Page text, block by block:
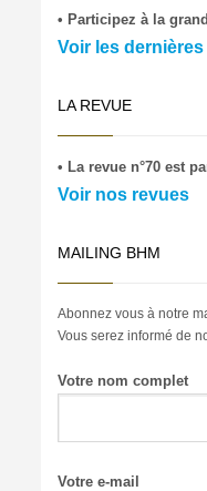
• Participez à la
Voir les
LA REVUE
• La revue n°70 est
Voir nos revues
MAILING BHM
Abonnez vous à notre
Vous serez informé de
Votre nom complet
Votre e-mail